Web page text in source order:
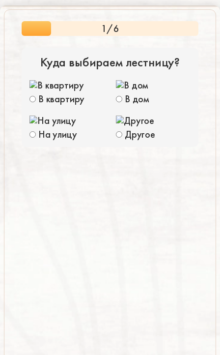
1/6
Куда выбираем лестницу?
В квартиру В дом
На улицу Другое